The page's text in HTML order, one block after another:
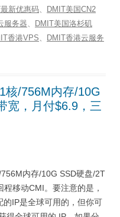
新优惠码、
DMIT美国CN2
服务器、
DMIT美国洛杉矶
香港VPS、
DMIT香港云服务
核/756M内存/10G
宽，月付$6.9，三
内存/10G SSD硬盘/2T
移动CMI。要注意的是，
的IP是全球可用的，但你可